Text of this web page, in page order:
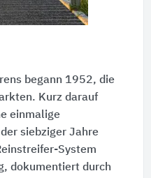
begann 1952, die
Kurz darauf
einmalige
siebziger Jahre
System
dokumentiert durch